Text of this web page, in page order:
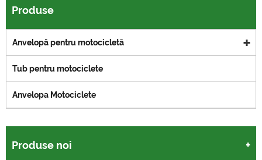
Produse
Anvelopă pentru motocicletă
Tub pentru motociclete
Anvelopa Motociclete
Produse noi